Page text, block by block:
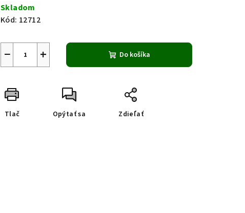
cena:
Skladom
Kód: 12712
+
− Do košíka
Tlač Opýtať sa Zdieľať